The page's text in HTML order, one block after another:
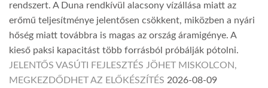
rendszert. A Duna rendkívül alacsony vízállása miatt az
erőmű teljesítménye jelentősen csökkent, miközben a nyári
hőség miatt továbbra is magas az ország áramigénye. A
kieső paksi kapacitást több forrásból próbálják pótolni.
JELENTŐS VASÚTI FEJLESZTÉS JÖHET MISKOLCON,
MEGKEZDŐDHET AZ ELŐKÉSZÍTÉS 2026-08-09